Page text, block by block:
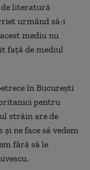
de literatură
urmând să-i
mediu nu
față de mediul
în București
pentru
străin are de
ne face să vedem
fără să le